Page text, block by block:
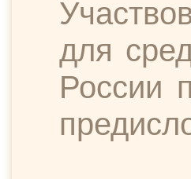
для
России